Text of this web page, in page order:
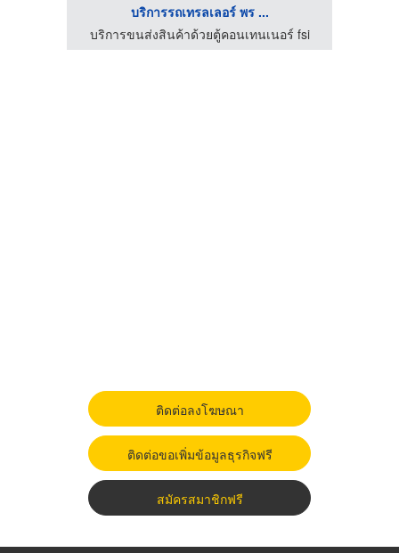
บริการรถเทรลเลอร์ พร ...
บริการขนส่งสินค้าด้วยตู้คอนเทนเนอร์ fsi
ติดต่อลงโฆษณา
ติดต่อขอเพิ่มข้อมูลธุรกิจฟรี
สมัครสมาชิกฟรี